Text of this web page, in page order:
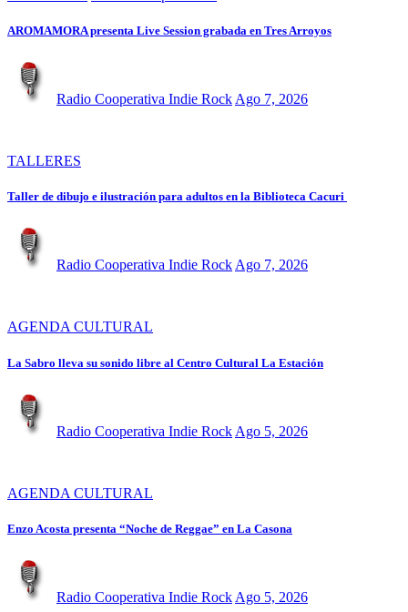
AROMAMORA presenta Live Session grabada en Tres Arroyos
Radio Cooperativa Indie Rock Ago 7, 2026
TALLERES
Taller de dibujo e ilustración para adultos en la Biblioteca Cacuri
Radio Cooperativa Indie Rock Ago 7, 2026
AGENDA CULTURAL
La Sabro lleva su sonido libre al Centro Cultural La Estación
Radio Cooperativa Indie Rock Ago 5, 2026
AGENDA CULTURAL
Enzo Acosta presenta “Noche de Reggae” en La Casona
Radio Cooperativa Indie Rock Ago 5, 2026